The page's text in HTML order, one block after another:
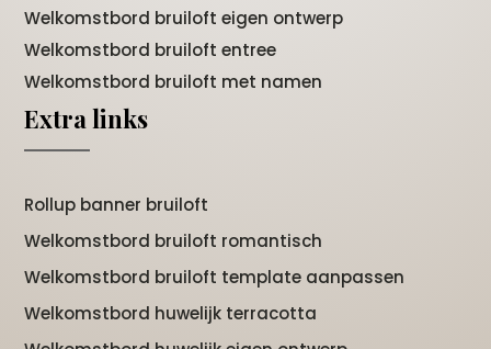
Welkomstbord bruiloft eigen ontwerp
Welkomstbord bruiloft entree
Welkomstbord bruiloft met namen
Extra links
Rollup banner bruiloft
Welkomstbord bruiloft romantisch
Welkomstbord bruiloft template aanpassen
Welkomstbord huwelijk terracotta